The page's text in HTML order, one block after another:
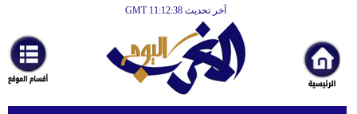
آخر تحديث GMT 11:12:38
أخبارعاجلة
رياضة